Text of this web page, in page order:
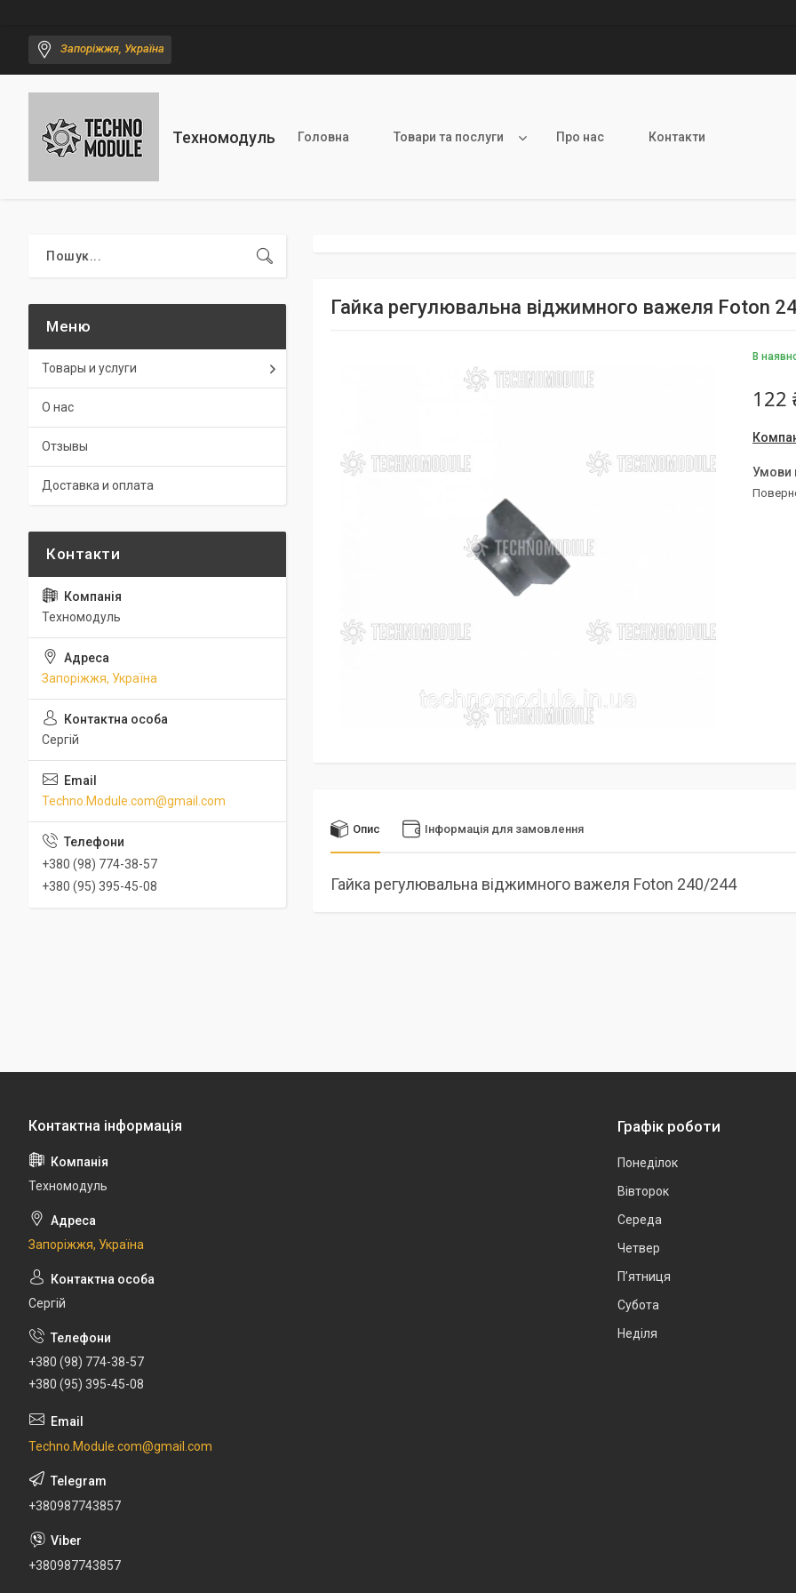
Запоріжжя, Україна
Техномодуль Головна Товари та послуги Про нас Контакти
Гайка регулювальна віджимного важеля Foton
В
122
Опис Інформація для замовлення
Гайка регулювальна віджимного важеля Foton 240/244
Товары и услуги
О нас
Отзывы
Доставка и оплата
Техномодуль
Запоріжжя, Україна
Сергій
Techno.Module.com@gmail.com
+380 (98) 774-38-57
+380 (95) 395-45-08
Техномодуль
Запоріжжя, Україна
Сергій
+380 (98) 774-38-57
+380 (95) 395-45-08
Techno.Module.com@gmail.com
+380987743857
+380987743857
Графік роботи
Понеділок
Вівторок
Середа
Четвер
Пʼятниця
Субота
Неділя